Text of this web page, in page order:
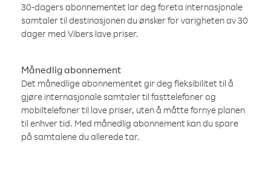
30-dagers abonnementet lar deg foreta internasjonale
samtaler til destinasjonen du ønsker for varigheten av 30
dager med Vibers lave priser.
Månedlig abonnement
Det månedlige abonnementet gir deg fleksibilitet til å
gjøre internasjonale samtaler til fasttelefoner og
mobiltelefoner til lave priser, uten å måtte fornye planen
til enhver tid. Med månedlig abonnement kan du spare
på samtalene du allerede tar.